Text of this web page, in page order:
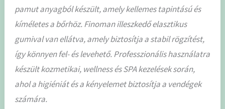
pamut anyagból készült, amely kellemes tapintású és
kíméletes a bőrhöz. Finoman illeszkedő elasztikus
gumival van ellátva, amely biztosítja a stabil rögzítést,
így könnyen fel- és levehető. Professzionális használatra
készült kozmetikai, wellness és SPA kezelések során,
ahol a higiéniát és a kényelemet biztosítja a vendégek
számára.